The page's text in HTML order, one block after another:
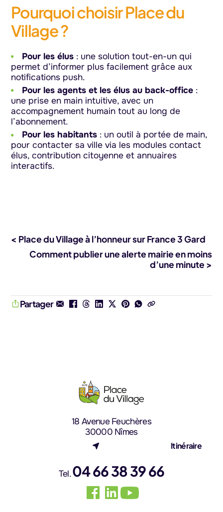
Pourquoi choisir Place du
Village ?
Pour les élus : une solution tout-en-un qui
permet d’informer plus facilement grâce aux
notifications push.
Pour les agents et les élus au back-office :
une prise en main intuitive, avec un
accompagnement humain tout au long de
l’abonnement.
Pour les habitants : un outil à portée de main,
pour contacter sa ville via les modules contact
élus, contribution citoyenne et annuaires
interactifs.
< Place du Village à l’honneur sur France 3 Gard
Comment publier une alerte mairie en moins
d’une minute >
Partager
18 Avenue Feuchères
30000 Nîmes
Itinéraire
Tel.04 66 38 39 66